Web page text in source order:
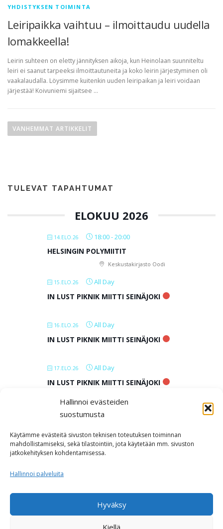
Hallinnoi evästeiden
suostumusta
Käytämme evästeitä sivuston teknisen toteutuksen toiminnan
mahdollistamiseksi, sekä tilastointiin, jota käytetään mm. sivuston
jatkokehityksen kohdentamisessa.
Hallinnoi palveluita
Hyväksy
Kiellä
YHDISTYKSEN TOIMINTA
Leiripaikka vaihtuu – ilmoittaudu uudella
lomakkeella!
Leirin suhteen on eletty jännityksen aikoja, kun Heinolaan suunniteltu
leiri ei saanut tarpeeksi ilmoittautuneita ja koko leirin järjestyminen oli
vaakalaudalla. Löysimme kuitenkin uuden leiripaikan ja leiri voidaan
järjestää! Koivuniemi sijaitsee …
e
VANHEMMAT ARTIKKELIT
TULEVAT TAPAHTUMAT
ELOKUU 2026
14.ELO.26 18:00-20:00
HELSINGIN POLYMIITIT
Keskustakirjasto Oodi
15.ELO.26 All Day
IN LUST PIKNIK MIITTI SEINÄJOKI
16.ELO.26 All Day
IN LUST PIKNIK MIITTI SEINÄJOKI
17.ELO.26 All Day
IN LUST PIKNIK MIITTI SEINÄJOKI
18.ELO.26 All Day